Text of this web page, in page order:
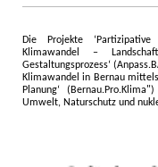
Die Projekte
Klimawandel –
Gestaltungsprozess‘
Klimawandel in Bernau
Planung‘
Umwelt, Naturschutz und